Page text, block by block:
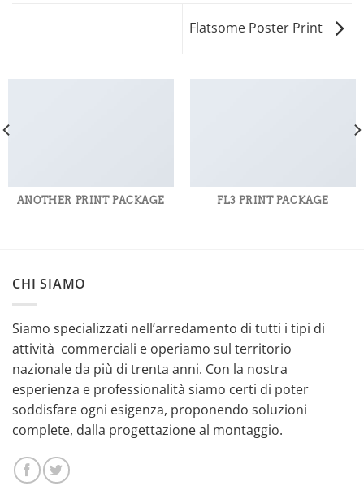
Flatsome Poster Print
ANOTHER PRINT PACKAGE FL3 PRINT PACKAGE
CHI SIAMO
Siamo specializzati nell’arredamento di tutti i tipi di
attività commerciali e operiamo sul territorio
nazionale da più di trenta anni. Con la nostra
esperienza e professionalità siamo certi di poter
soddisfare ogni esigenza, proponendo soluzioni
complete, dalla progettazione al montaggio.